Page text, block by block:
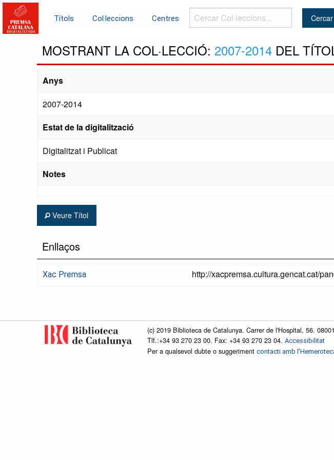
Títols Col·leccions Centres
Cercar
Col·leccions...
MOSTRANT LA COL·LECCIÓ: 2007-2014 DEL
Anys
2007-2014
Estat de la digitalització
Digitalitzat i Publicat
Notes
Veure Títol
Enllaços
Xac Premsa http://xacpremsa.cultura.gencat.cat/
(c) 2019 Biblioteca de Catalunya. Carrer de l'Hospital, 56.
Tlf.:+34 93 270 23 00. Fax: +34 93 270 23 04. Accessibilitat
Per a qualsevol dubte o suggeriment contacti amb